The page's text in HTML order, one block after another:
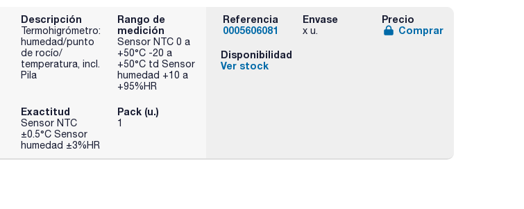
Descripción
Termohigrómetro:
humedad/punto
de rocío/
temperatura, incl.
Pila
Rango de
medición
Sensor NTC 0 a
+50°C -20 a
+50°C td Sensor
humedad +10 a
+95%HR
Exactitud
Sensor NTC
±0.5°C Sensor
humedad ±3%HR
Pack (u.)
1
Referencia
0005606081
Envase
x u.
Precio
Comprar
Disponibilidad
Ver stock